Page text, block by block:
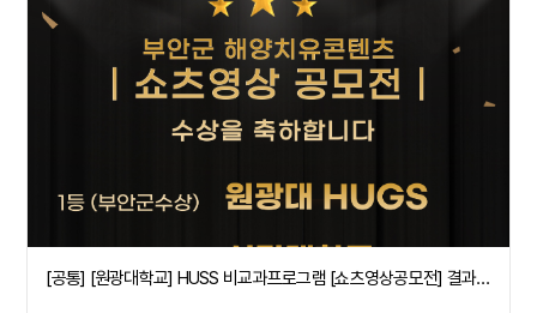
[공통] [원광대학교] HUSS 비교과프로그램 [쇼츠영상공모전] 결과 공지